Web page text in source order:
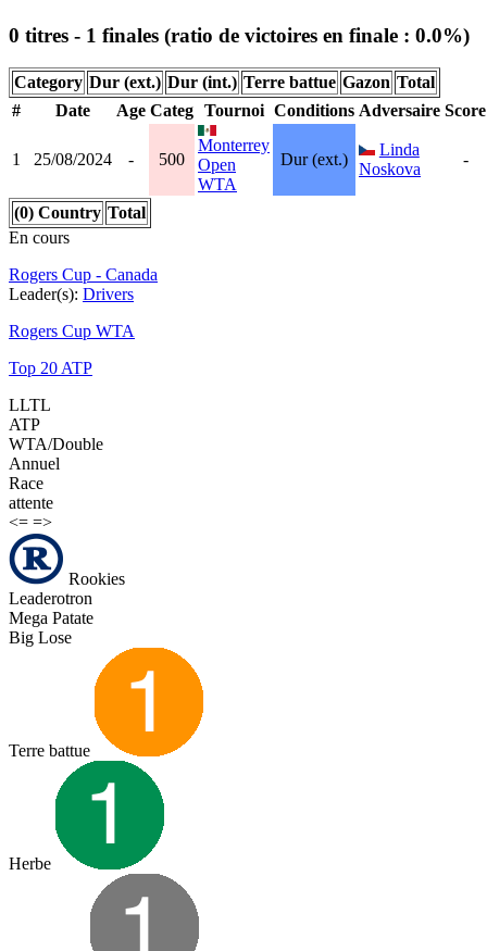
0 titres - 1 finales (ratio de victoires en finale : 0.0%)
Category Dur (ext.) Dur (int.) Terre battue Gazon Total
#
Date Age Categ Tournoi Conditions Adversaire Score
1 25/08/2024 - 500
Monterrey
Open
WTA
Dur (ext.)
Linda
Noskova
-
(0) Country Total
En cours
Rogers Cup - Canada
Leader(s): Drivers
Rogers Cup WTA
Top 20 ATP
LLTL
ATP
WTA/Double
Annuel
Race
attente
<= =>
Rookies
Leaderotron
Mega Patate
Big Lose
Terre battue
Herbe